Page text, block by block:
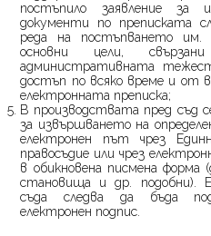
постъпило заявление за
документи по преписката
реда на постъпването им.
основни цели,
административната
достъп по всяко време и от
електронната преписка;
В производствата пред съд
за извършването на
електронен път чрез
правосъдие или чрез
в обикновена писмена форма
становища и др. подобни).
съда следва да бъда
електронен подпис.